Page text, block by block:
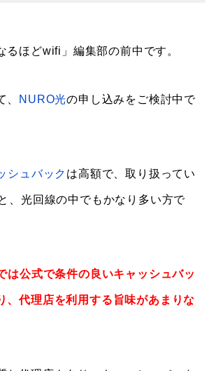
るほどwifi」編集部の前中です。
、 NURO光の申し込みをご検討中で
シュバック は高額で、取り扱ってい
、光回線の中でもかなり多い方で
は公式で条件の良いキャッシュバッ
、代理店を利用する旨味があまりな